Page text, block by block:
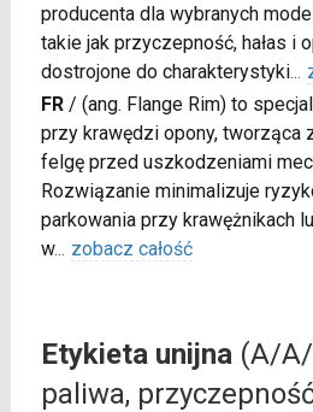
producenta dla wybranych
takie jak przyczepność, hałas i
dostrojone do charakterystyki...
FR/ (ang. Flange Rim) to
przy krawędzi opony, tworząca
felgę przed uszkodzeniami
Rozwiązanie minimalizuje
parkowania przy krawężnikach
w... zobacz całość
Etykieta unijna(A/A/
paliwa,